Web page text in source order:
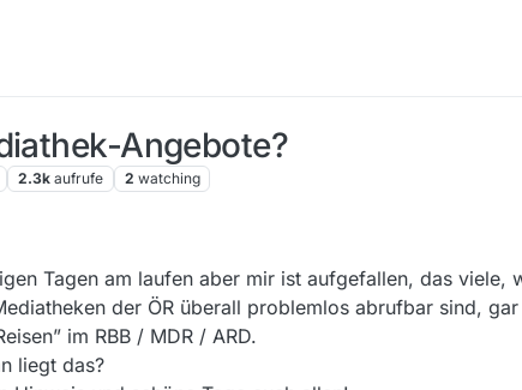
Angebote?
2.3k aufrufe 2 watching
Tagen am laufen aber mir ist aufgefallen, das viele,
der ÖR überall problemlos abrufbar sind,
im RBB / MDR / ARD.
liegt das?